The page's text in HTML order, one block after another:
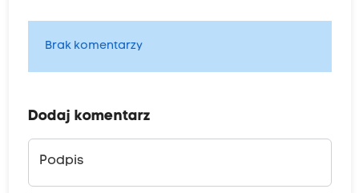
Brak komentarzy
Dodaj komentarz
Podpis